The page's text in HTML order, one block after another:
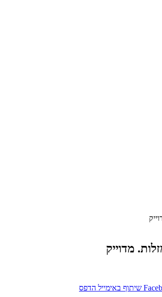
מדוייק
שיתוף באימייל הדפס